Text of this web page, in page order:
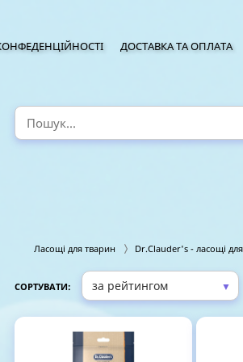
ДОСТАВКА ТА ОПЛАТА
Ласощі для тварин Dr.Clauder's - ласощі
СОРТУВАТИ: ▼